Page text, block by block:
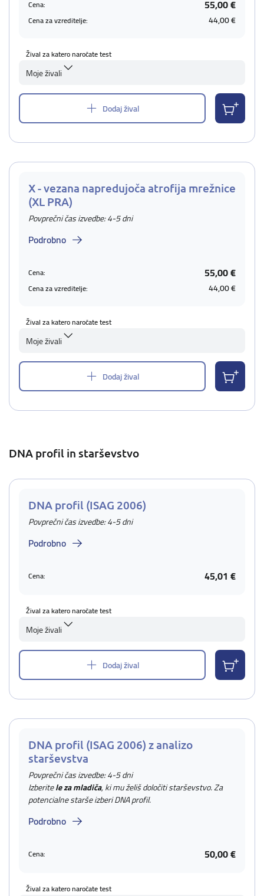
Cena: 55,00 €
Cena za vzreditelje: 44,00 €
Žival za katero naročate test
Moje živali
Dodaj žival
X - vezana napredujoča atrofija mrežnice
(XL PRA)
Povprečni čas izvedbe: 4-5 dni
Podrobno
Cena: 55,00 €
Cena za vzreditelje: 44,00 €
Žival za katero naročate test
Moje živali
Dodaj žival
DNA profil in starševstvo
DNA profil (ISAG 2006)
Povprečni čas izvedbe: 4-5 dni
Podrobno
Cena: 45,01 €
Žival za katero naročate test
Moje živali
Dodaj žival
DNA profil (ISAG 2006) z analizo
starševstva
Povprečni čas izvedbe: 4-5 dni
Izberitele za mladiča, ki mu želiš določiti starševstvo. Za
potencialne starše izberi DNA profil.
Podrobno
Cena: 50,00 €
Žival za katero naročate test